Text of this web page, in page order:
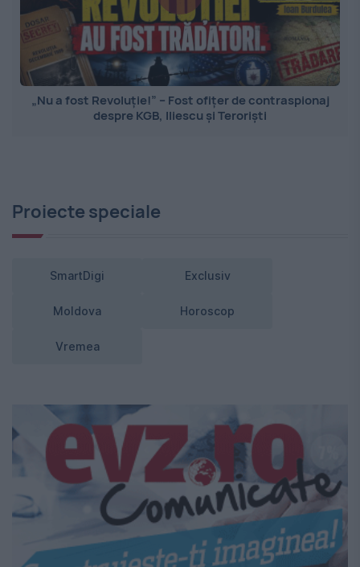
„Nu a fost Revoluție!” – Fost ofițer de contraspionaj
despre KGB, Iliescu și Teroriști
Proiecte speciale
SmartDigi Exclusiv
Moldova Horoscop
Vremea